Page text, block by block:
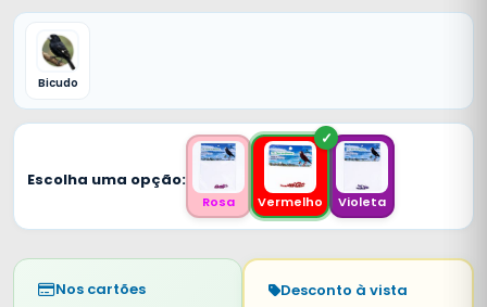
Bicudo
Escolha uma opção:
Rosa Vermelho Violeta
Nos cartões Desconto à vista